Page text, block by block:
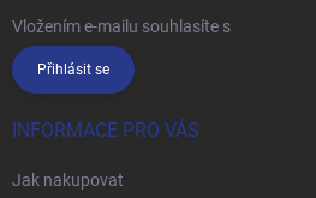
Vložením e-mailu souhlasíte s
Přihlásit se
INFORMACE PRO VÁS
Jak nakupovat